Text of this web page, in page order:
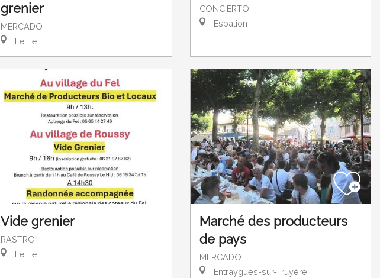
grenier
MERCADO
Le Fel
CONCIERTO
Espalion
Vide grenier
RASTRO
Le Fel
Marché des producteurs
de pays
MERCADO
Entraygues-sur-Truyère